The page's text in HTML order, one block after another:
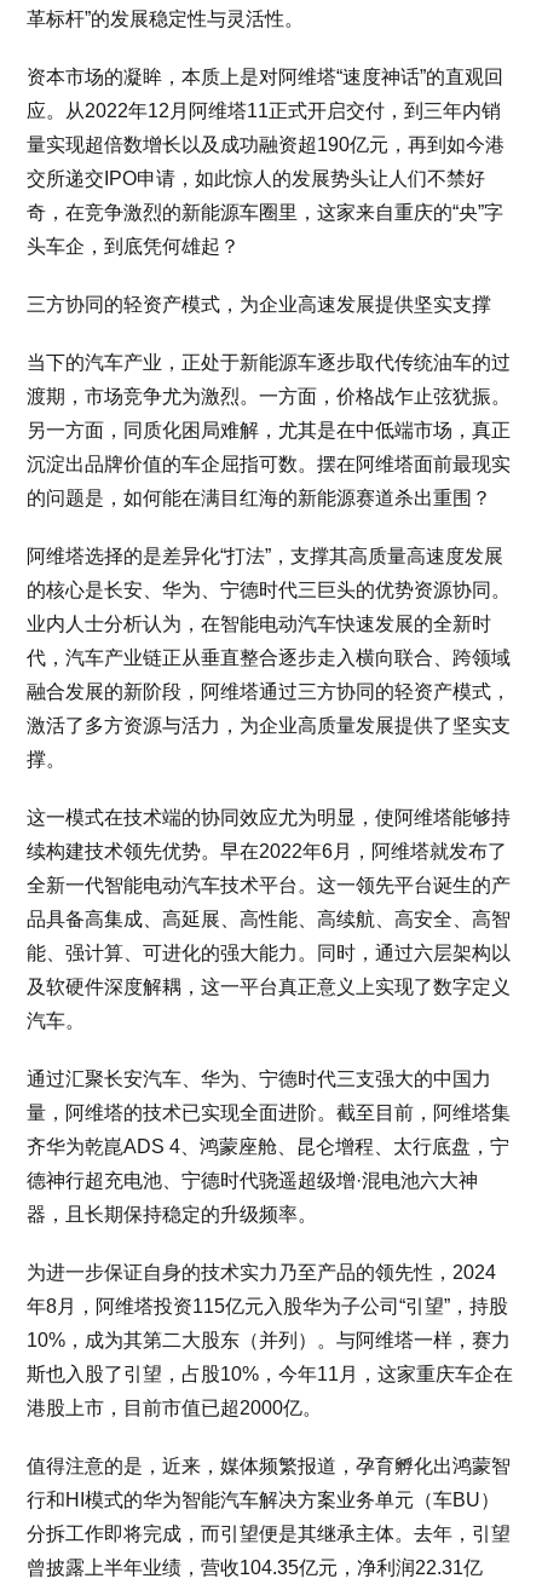
革标杆”的发展稳定性与灵活性。
资本市场的凝眸，本质上是对阿维塔“速度神话”的直观回
应。从2022年12月阿维塔11正式开启交付，到三年内销
量实现超倍数增长以及成功融资超190亿元，再到如今港
交所递交IPO申请，如此惊人的发展势头让人们不禁好
奇，在竞争激烈的新能源车圈里，这家来自重庆的“央”字
头车企，到底凭何雄起？
三方协同的轻资产模式，为企业高速发展提供坚实支撑
当下的汽车产业，正处于新能源车逐步取代传统油车的过
渡期，市场竞争尤为激烈。一方面，价格战乍止弦犹振。
另一方面，同质化困局难解，尤其是在中低端市场，真正
沉淀出品牌价值的车企屈指可数。摆在阿维塔面前最现实
的问题是，如何能在满目红海的新能源赛道杀出重围？
阿维塔选择的是差异化“打法”，支撑其高质量高速度发展
的核心是长安、华为、宁德时代三巨头的优势资源协同。
业内人士分析认为，在智能电动汽车快速发展的全新时
代，汽车产业链正从垂直整合逐步走入横向联合、跨领域
融合发展的新阶段，阿维塔通过三方协同的轻资产模式，
激活了多方资源与活力，为企业高质量发展提供了坚实支
撑。
这一模式在技术端的协同效应尤为明显，使阿维塔能够持
续构建技术领先优势。早在2022年6月，阿维塔就发布了
全新一代智能电动汽车技术平台。这一领先平台诞生的产
品具备高集成、高延展、高性能、高续航、高安全、高智
能、强计算、可进化的强大能力。同时，通过六层架构以
及软硬件深度解耦，这一平台真正意义上实现了数字定义
汽车。
通过汇聚长安汽车、华为、宁德时代三支强大的中国力
量，阿维塔的技术已实现全面进阶。截至目前，阿维塔集
齐华为乾崑ADS 4、鸿蒙座舱、昆仑增程、太行底盘，宁
德神行超充电池、宁德时代骁遥超级增·混电池六大神
器，且长期保持稳定的升级频率。
为进一步保证自身的技术实力乃至产品的领先性，2024
年8月，阿维塔投资115亿元入股华为子公司“引望”，持股
10%，成为其第二大股东（并列）。与阿维塔一样，赛力
斯也入股了引望，占股10%，今年11月，这家重庆车企在
港股上市，目前市值已超2000亿。
值得注意的是，近来，媒体频繁报道，孕育孵化出鸿蒙智
行和HI模式的华为智能汽车解决方案业务单元（车BU）
分拆工作即将完成，而引望便是其继承主体。去年，引望
曾披露上半年业绩，营收104.35亿元，净利润22.31亿